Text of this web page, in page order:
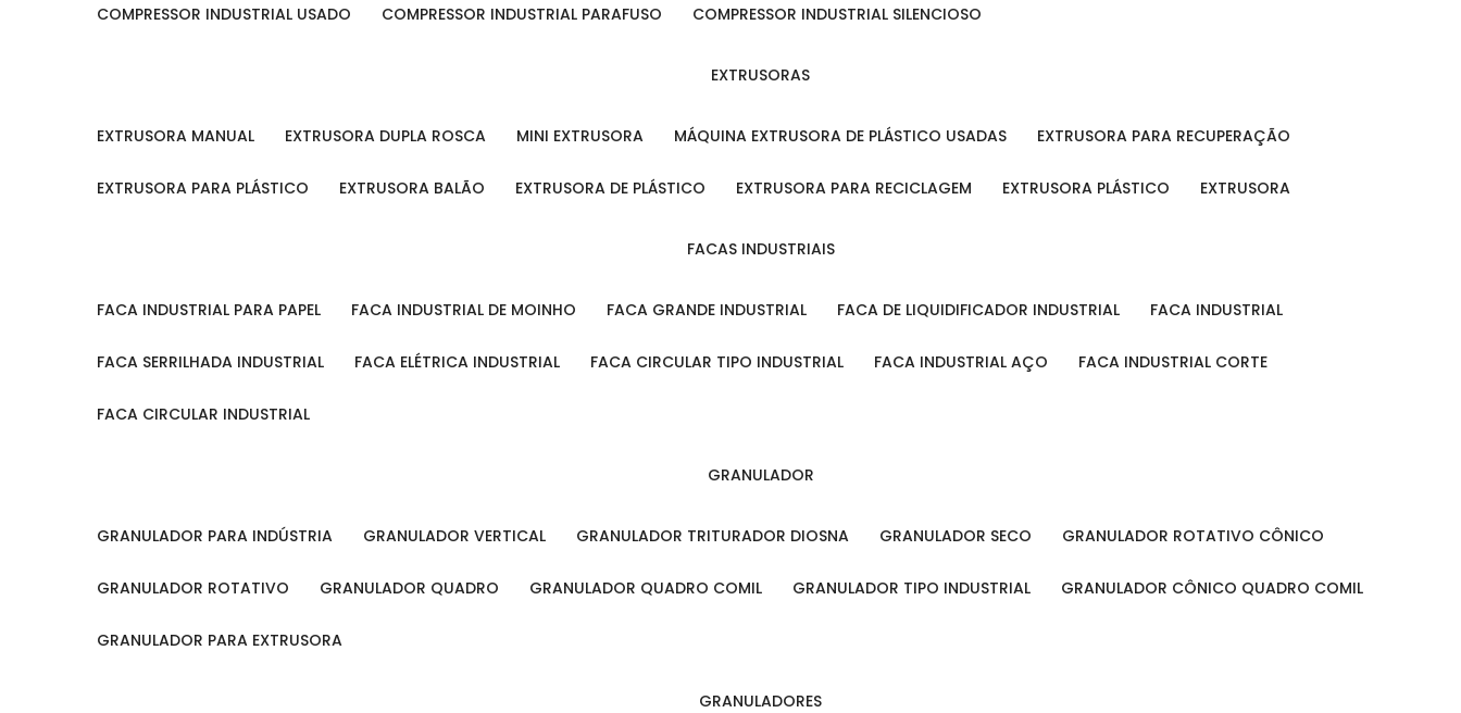
COMPRESSOR INDUSTRIAL USADO COMPRESSOR INDUSTRIAL PARAFUSO COMPRESSOR INDUSTRIAL SILENCIOSO
EXTRUSORAS
EXTRUSORA MANUAL EXTRUSORA DUPLA ROSCA MINI EXTRUSORA MÁQUINA EXTRUSORA DE PLÁSTICO USADAS EXTRUSORA PARA RECUPERAÇÃO
EXTRUSORA PARA PLÁSTICO EXTRUSORA BALÃO EXTRUSORA DE PLÁSTICO EXTRUSORA PARA RECICLAGEM EXTRUSORA PLÁSTICO EXTRUSORA
FACAS INDUSTRIAIS
FACA INDUSTRIAL PARA PAPEL FACA INDUSTRIAL DE MOINHO FACA GRANDE INDUSTRIAL FACA DE LIQUIDIFICADOR INDUSTRIAL FACA INDUSTRIAL
FACA SERRILHADA INDUSTRIAL FACA ELÉTRICA INDUSTRIAL FACA CIRCULAR TIPO INDUSTRIAL FACA INDUSTRIAL AÇO FACA INDUSTRIAL CORTE
FACA CIRCULAR INDUSTRIAL
GRANULADOR
GRANULADOR PARA INDÚSTRIA GRANULADOR VERTICAL GRANULADOR TRITURADOR DIOSNA GRANULADOR SECO GRANULADOR ROTATIVO CÔNICO
GRANULADOR ROTATIVO GRANULADOR QUADRO GRANULADOR QUADRO COMIL GRANULADOR TIPO INDUSTRIAL GRANULADOR CÔNICO QUADRO COMIL
GRANULADOR PARA EXTRUSORA
GRANULADORES